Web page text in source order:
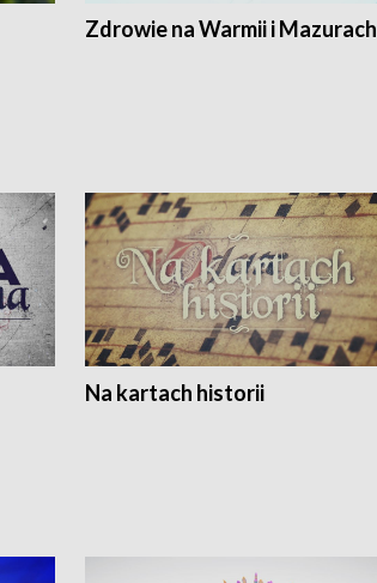
Zdrowie na Warmii i Mazurach
Na kartach historii